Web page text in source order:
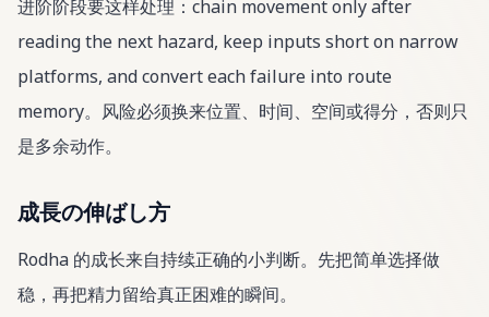
进阶阶段要这样处理：chain movement only after
reading the next hazard, keep inputs short on narrow
platforms, and convert each failure into route
memory。风险必须换来位置、时间、空间或得分，否则只
是多余动作。
成長の伸ばし方
Rodha 的成长来自持续正确的小判断。先把简单选择做
稳，再把精力留给真正困难的瞬间。